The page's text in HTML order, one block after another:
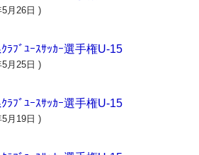
5月26日 )
ﾗﾌﾞﾕｰｽｻｯｶｰ選手権U-15
5月25日 )
ﾗﾌﾞﾕｰｽｻｯｶｰ選手権U-15
5月19日 )